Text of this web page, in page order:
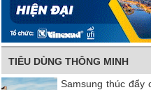
TIÊU DÙNG THÔNG MINH
Samsung thúc đẩy